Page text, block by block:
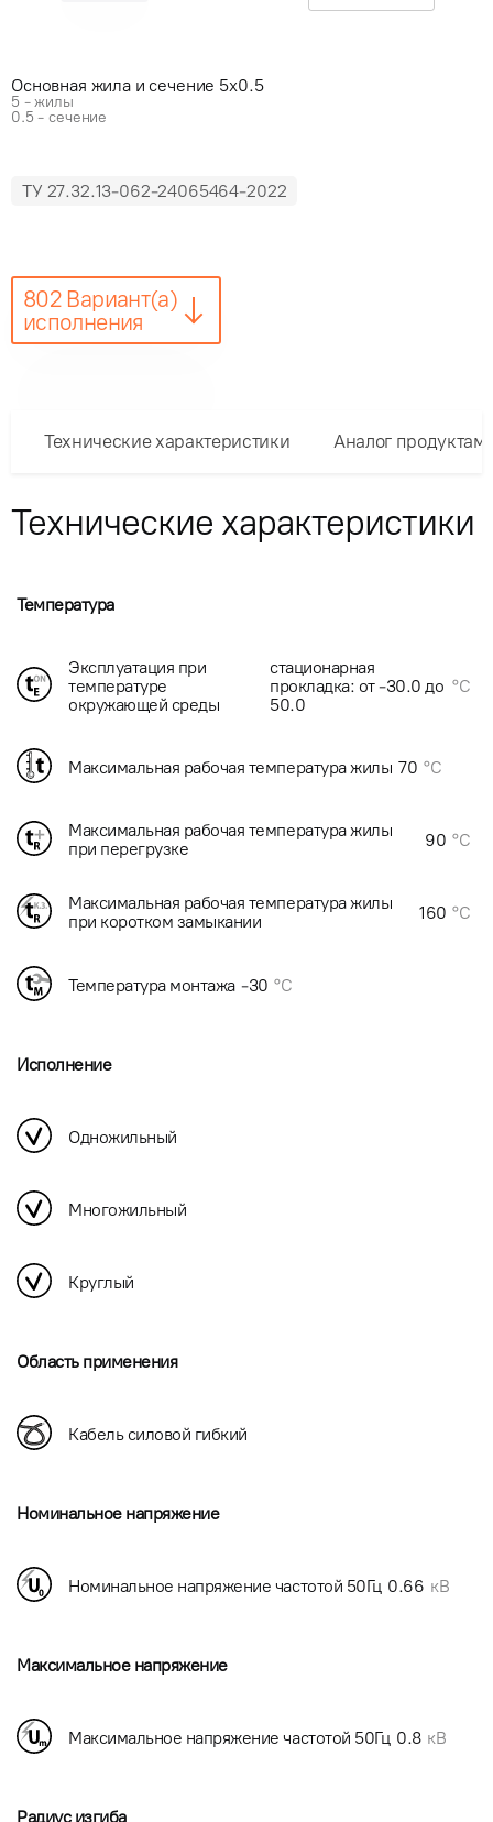
Основная жила и сечение 5x0.5
5 - жилы
0.5 - сечение
ТУ 27.32.13-062-24065464-2022
802 Вариант(а)
исполнения
Технические характеристики Аналог
Технические характеристики
Температура
Эксплуатация при
температуре
окружающей среды
стационарная
прокладка: от -30.0 до
50.0
°C
Максимальная рабочая температура жилы 70 °C
Максимальная рабочая температура жилы
при перегрузке
90 °C
Максимальная рабочая температура жилы
при коротком замыкании
160 °C
Температура монтажа -30 °C
Исполнение
Одножильный
Многожильный
Круглый
Область применения
Кабель силовой гибкий
Номинальное напряжение
Номинальное напряжение частотой 50Гц 0.66 кВ
Максимальное напряжение
Максимальное напряжение частотой 50Гц 0.8 кВ
Радиус изгиба